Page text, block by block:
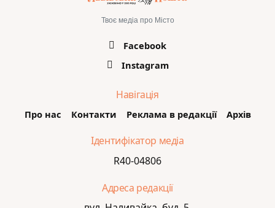
Твоє медіа про Місто
Facebook
Instagram
Навігація
Про нас Контакти Реклама в редакції Архів
Ідентифікатор медіа
R40-04806
Адреса редакції